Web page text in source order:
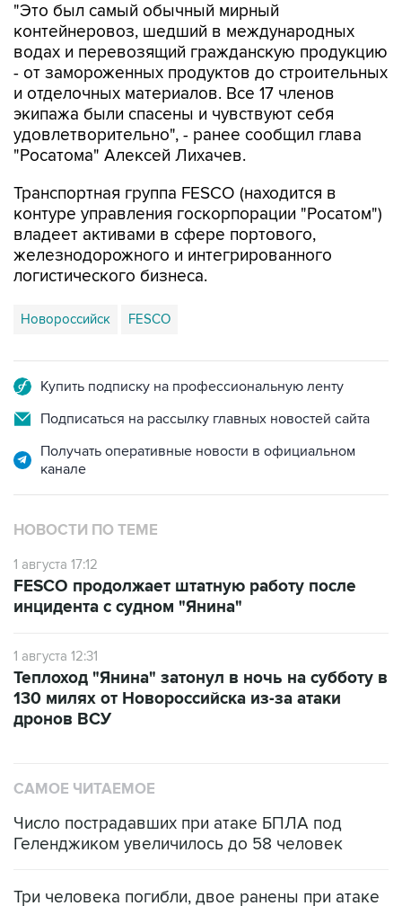
"Это был самый обычный мирный
контейнеровоз, шедший в международных
водах и перевозящий гражданскую продукцию
- от замороженных продуктов до строительных
и отделочных материалов. Все 17 членов
экипажа были спасены и чувствуют себя
удовлетворительно", - ранее сообщил глава
"Росатома" Алексей Лихачев.
Транспортная группа FESCO (находится в
контуре управления госкорпорации "Росатом")
владеет активами в сфере портового,
железнодорожного и интегрированного
логистического бизнеса.
Новороссийск FESCO
Купить подписку на профессиональную ленту
Подписаться на рассылку главных новостей сайта
Получать оперативные новости в официальном
канале
НОВОСТИ ПО ТЕМЕ
1 августа 17:12
FESCO продолжает штатную работу после
инцидента с судном "Янина"
1 августа 12:31
Теплоход "Янина" затонул в ночь на субботу в
130 милях от Новороссийска из-за атаки
дронов ВСУ
САМОЕ ЧИТАЕМОЕ
Число пострадавших при атаке БПЛА под
Геленджиком увеличилось до 58 человек
Три человека погибли, двое ранены при атаке